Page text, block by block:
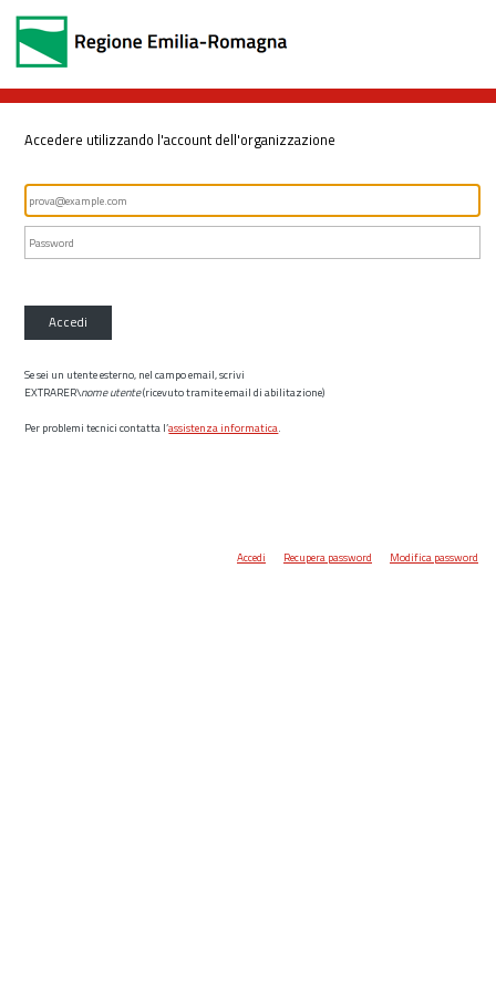
Accedere utilizzando l'account dell'organizzazione
Accedi
Se sei un utente esterno, nel campo email, scrivi
EXTRARER\nome utente(ricevuto tramite email di abilitazione)
Per problemi tecnici contatta l’assistenza informatica.
Accedi Recupera password Modifica password